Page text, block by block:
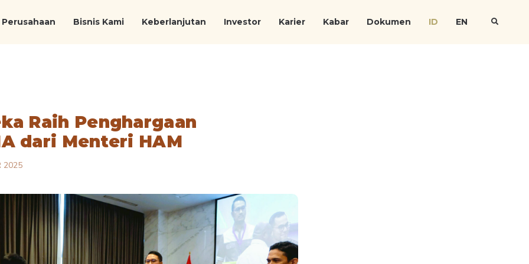
Perusahaan Bisnis Kami Keberlanjutan Investor Karier Kabar Dokumen ID EN
Raih Penghargaan
dari Menteri HAM
2025